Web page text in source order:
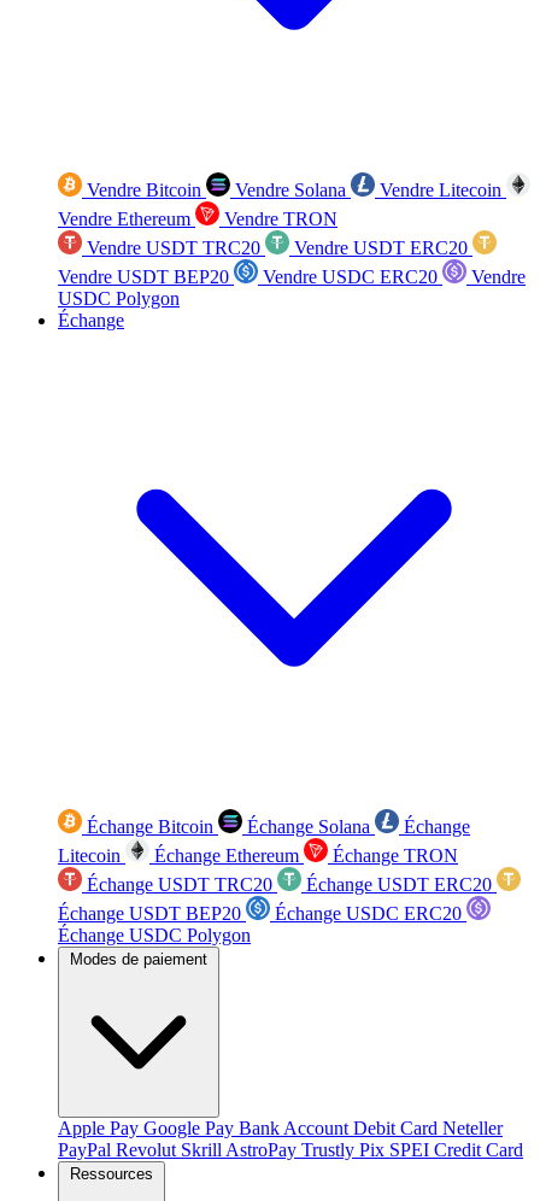
Vendre Bitcoin Vendre Solana
Vendre Litecoin
Vendre Ethereum
Vendre TRON
Vendre USDT TRC20
Vendre USDT ERC20
Vendre USDT BEP20
Vendre USDC ERC20
Vendre
USDC Polygon
Échange
Échange Bitcoin Échange Solana
Échange
Litecoin
Échange Ethereum
Échange TRON
Échange USDT TRC20
Échange USDT ERC20
Échange USDT BEP20
Échange USDC ERC20
Échange USDC Polygon
Modes de paiement
Apple Pay Google Pay Bank Account Debit Card Neteller
PayPal Revolut Skrill AstroPay Trustly Pix SPEI Credit Card
Ressources